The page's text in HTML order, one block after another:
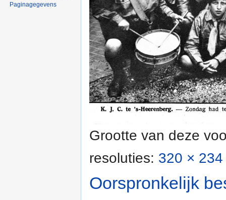
Grootte van deze
resoluties: 320 ×
Oorspronkelijk
Paginagegevens